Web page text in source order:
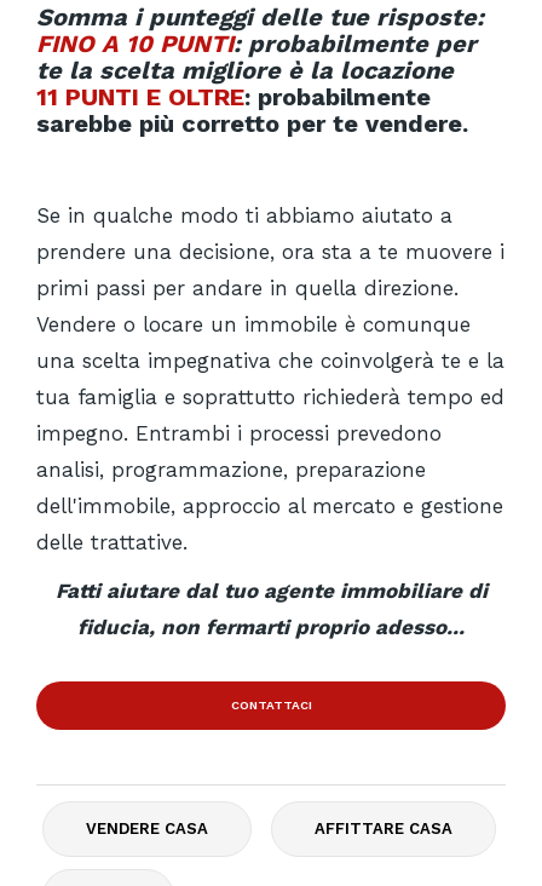
Somma i punteggi delle tue risposte:
FINO A 10 PUNTI: probabilmente per
te la scelta migliore è la locazione
11 PUNTI E OLTRE: probabilmente
sarebbe più corretto per te vendere.
Se in qualche modo ti abbiamo aiutato a
prendere una decisione, ora sta a te muovere i
primi passi per andare in quella direzione.
Vendere o locare un immobile è comunque
una scelta impegnativa che coinvolgerà te e la
tua famiglia e soprattutto richiederà tempo ed
impegno. Entrambi i processi prevedono
analisi, programmazione, preparazione
dell'immobile, approccio al mercato e gestione
delle trattative.
Fatti aiutare dal tuo agente immobiliare di
fiducia, non fermarti proprio adesso...
CONTATTACI
VENDERE CASA AFFITTARE CASA